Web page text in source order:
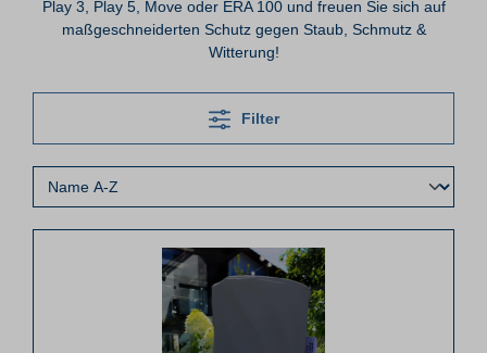
Play 3, Play 5, Move oder ERA 100 und freuen Sie sich auf
maßgeschneiderten Schutz gegen Staub, Schmutz &
Witterung!
Filter